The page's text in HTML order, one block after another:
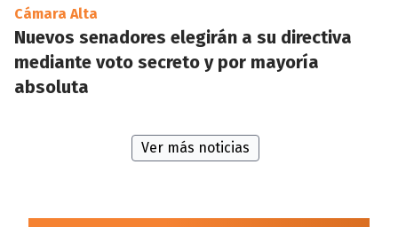
Cámara Alta
Nuevos senadores elegirán a su directiva
mediante voto secreto y por mayoría
absoluta
Ver más noticias